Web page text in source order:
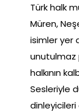
Türk halk
Müren,
isimler yer
unutulmaz
halkının
Sesleriyle